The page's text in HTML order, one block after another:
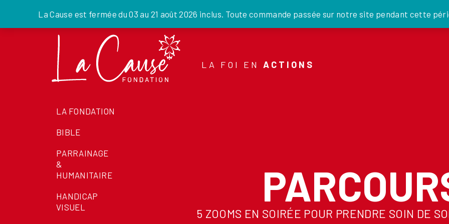
La Cause est fermée du 03 au 21 août 2026 inclus. Toute commande passée sur notre site pendant cette
JE DONNE
LA FOI EN ACTIONS
LA FONDATION
BIBLE
PARRAINAGE
&
HUMANITAIRE
HANDICAP
VISUEL
5 ZOOMS EN SOIRÉE POUR PRENDRE SOIN DE